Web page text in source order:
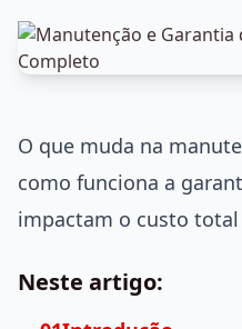
O que muda na
como funciona a
impactam o custo
Neste artigo: